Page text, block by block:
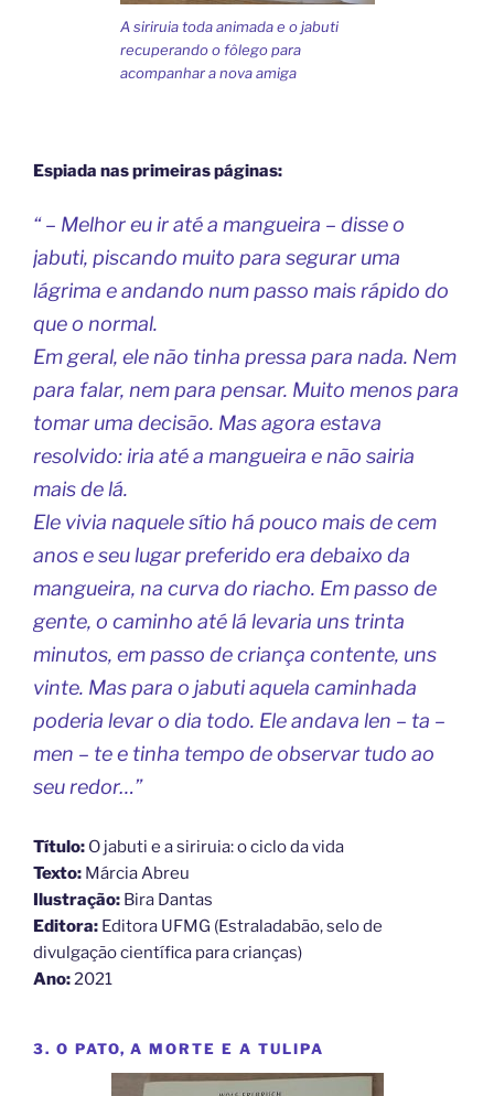
A siriruia toda animada e o jabuti
recuperando o fôlego para
acompanhar a nova amiga
Espiada nas primeiras páginas:
“ – Melhor eu ir até a mangueira – disse o
jabuti, piscando muito para segurar uma
lágrima e andando num passo mais rápido do
que o normal.
Em geral, ele não tinha pressa para nada. Nem
para falar, nem para pensar. Muito menos para
tomar uma decisão. Mas agora estava
resolvido: iria até a mangueira e não sairia
mais de lá.
Ele vivia naquele sítio há pouco mais de cem
anos e seu lugar preferido era debaixo da
mangueira, na curva do riacho. Em passo de
gente, o caminho até lá levaria uns trinta
minutos, em passo de criança contente, uns
vinte. Mas para o jabuti aquela caminhada
poderia levar o dia todo. Ele andava len – ta –
men – te e tinha tempo de observar tudo ao
seu redor…”
Título: O jabuti e a siriruia: o ciclo da vida
Texto: Márcia Abreu
Ilustração: Bira Dantas
Editora: Editora UFMG (Estraladabão, selo de
divulgação científica para crianças)
Ano:2021
3. O PATO, A MORTE E A TULIPA